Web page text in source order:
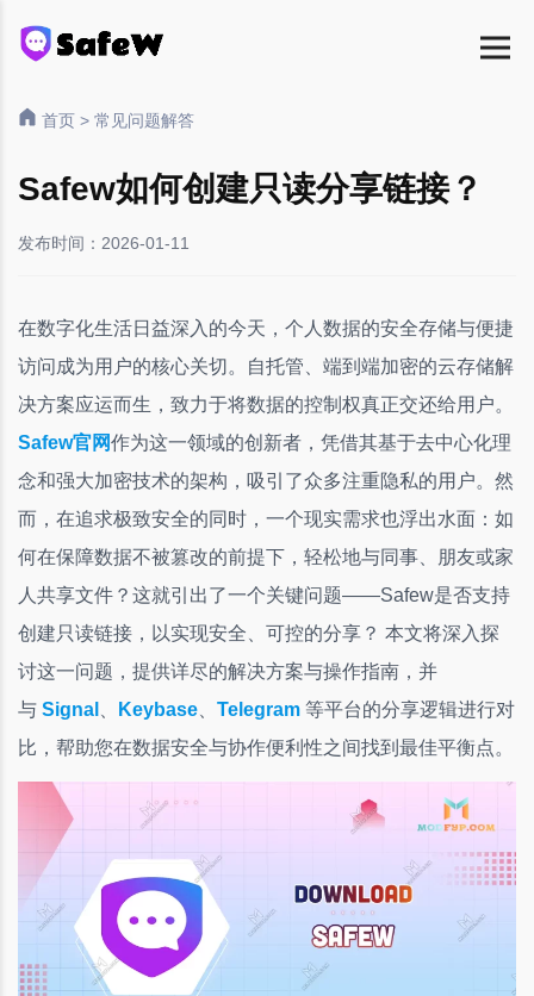
首页 > 常见问题解答
Safew如何创建只读分享链接？
发布时间：2026-01-11
在数字化生活日益深入的今天，个人数据的安全存储与便捷
访问成为用户的核心关切。自托管、端到端加密的云存储解
决方案应运而生，致力于将数据的控制权真正交还给用户。
Safew官网作为这一领域的创新者，凭借其基于去中心化理
念和强大加密技术的架构，吸引了众多注重隐私的用户。然
而，在追求极致安全的同时，一个现实需求也浮出水面：如
何在保障数据不被篡改的前提下，轻松地与同事、朋友或家
人共享文件？这就引出了一个关键问题——Safew是否支持
创建只读链接，以实现安全、可控的分享？ 本文将深入探
讨这一问题，提供详尽的解决方案与操作指南，并
与 Signal Keybase Telegram 等平台的分享逻辑进行对
比，帮助您在数据安全与协作便利性之间找到最佳平衡点。